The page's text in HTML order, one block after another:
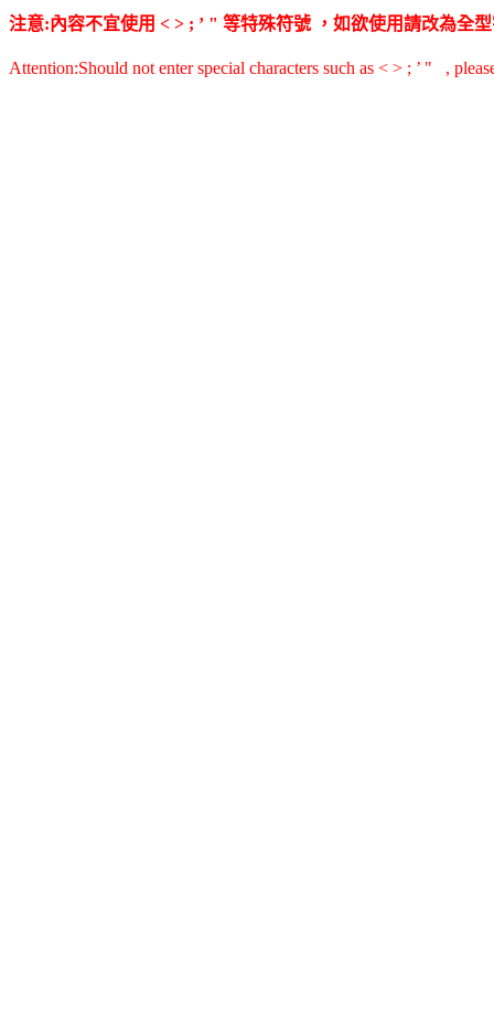
注意:內容不宜使用 < > ; ’ " 等特殊符號 ，如欲使用請改為全
Attention:Should not enter special characters such as < > ; ’ " ,